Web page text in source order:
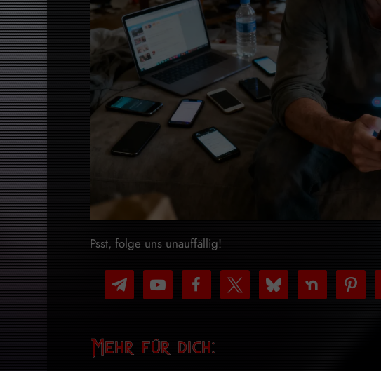
Psst, folge uns unauffällig!
telegram
youtube-
play
facebook bluesky nextdoor pinterest
Mehr für dich: